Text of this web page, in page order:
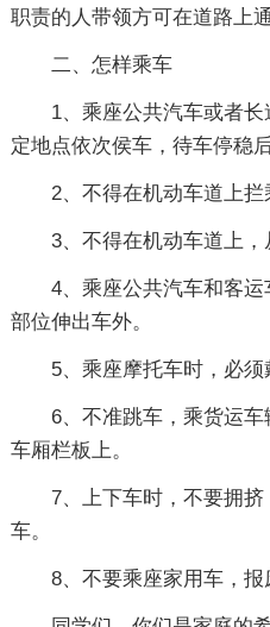
职责的人带领方可在道路上通
二、怎样乘车
1、乘座公共汽车或者
定地点依次侯车，待车停稳
2、不得在机动车道上拦
3、不得在机动车道上，
4、乘座公共汽车和客
部位伸出车外。
5、乘座摩托车时，必须
6、不准跳车，乘货运
车厢栏板上。
7、上下车时，不要拥
车。
8、不要乘座家用车，报